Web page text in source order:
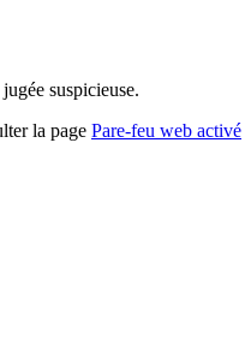
suspicieuse.
la page Pare-feu web activé